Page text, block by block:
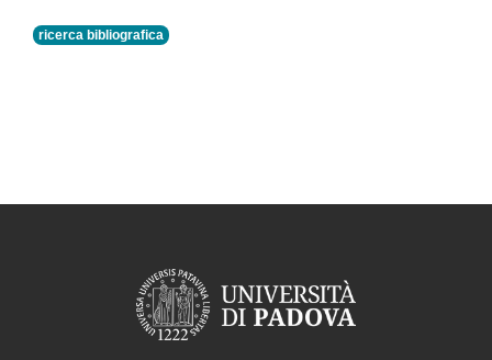
ricerca bibliografica